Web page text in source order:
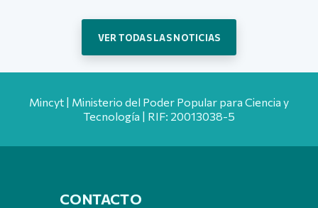
VER TODAS LAS NOTICIAS
Mincyt | Ministerio del Poder Popular para Ciencia y
Tecnología | RIF: 20013038-5
CONTACTO